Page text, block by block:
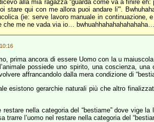
alla mia ragazza “guarda come va a finire
stare qui con me allora puoi andare li'”.
(ie: serve lavoro manuale in continuazione,
che me ne vada via io…
prima ancora di essere Uomo con la u
possiede uno spirito, una coscienza,
affrancandolo dalla mera condizione di
esistono gerarchie naturali più che altro
restare nella categoria del “bestiame” dove vige
trarre l’uomo nel restare nella categoria del